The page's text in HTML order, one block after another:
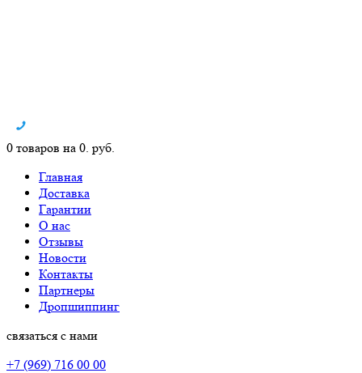
0 товаров на 0. руб.
Главная
Доставка
Гарантии
О нас
Отзывы
Новости
Контакты
Партнеры
Дропшиппинг
связаться с нами
+7 (969) 716 00 00